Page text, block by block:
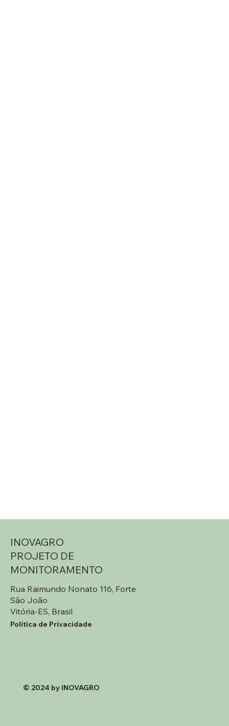
INOVAGRO
PROJETO DE
MONITORAMENTO
Rua Raimundo Nonato 116, Forte
São João
Vitória-ES, Brasil
Política de Privacidade
© 2024 by INOVAGRO